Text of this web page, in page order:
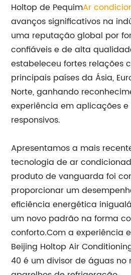
Holtop de PequimAr
avanços significativos na
uma reputação global por
confiáveis ​​e de alta
estabeleceu fortes relações
principais países da Ásia,
Norte, ganhando
experiência em aplicações
responsivos.
Apresentamos a mais
tecnologia de ar
produto de vanguarda foi
proporcionar um
eficiência energética
um novo padrão na forma
conforto.Com a experiência
Beijing Holtop Air
40 é um divisor de águas no